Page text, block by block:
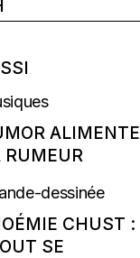
ALIMENTE
RUMEUR
dessinée
CHUST :
SE